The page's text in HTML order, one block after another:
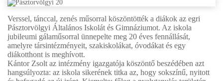
Verssel, tánccal, zenés műsorral köszöntötték a diákok az egri
Pásztorvölgyi Általános Iskolát és Gimnáziumot. Az iskola
jubileumi gálaműsorral ünnepelte meg 20 éves fennállását,
amelyre társintézményeit, szakiskolákat, óvodákat és egy
diákotthont is meghívott.
Kántor Zsolt az intézmény igazgatója köszöntő beszédében azt
hangsúlyozta: az iskola sikerének titka az, hogy sokszínű, nyitott